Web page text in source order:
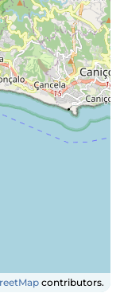
contributors.